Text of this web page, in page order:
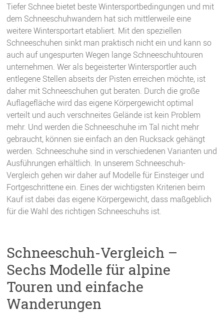
Tiefer Schnee bietet beste Wintersportbedingungen und mit
dem Schneeschuhwandern hat sich mittlerweile eine
weitere Wintersportart etabliert. Mit den speziellen
Schneeschuhen sinkt man praktisch nicht ein und kann so
auch auf ungespurten Wegen lange Schneeschuhtouren
unternehmen. Wer als begeisterter Wintersportler auch
entlegene Stellen abseits der Pisten erreichen möchte, ist
daher mit Schneeschuhen gut beraten. Durch die große
Auflagefläche wird das eigene Körpergewicht optimal
verteilt und auch verschneites Gelände ist kein Problem
mehr. Und werden die Schneeschuhe im Tal nicht mehr
gebraucht, können sie einfach an den Rucksack gehängt
werden. Schneeschuhe sind in verschiedenen Varianten und
Ausführungen erhältlich. In unserem Schneeschuh-
Vergleich gehen wir daher auf Modelle für Einsteiger und
Fortgeschrittene ein. Eines der wichtigsten Kriterien beim
Kauf ist dabei das eigene Körpergewicht, dass maßgeblich
für die Wahl des richtigen Schneeschuhs ist.
Schneeschuh-Vergleich –
Sechs Modelle für alpine
Touren und einfache
Wanderungen